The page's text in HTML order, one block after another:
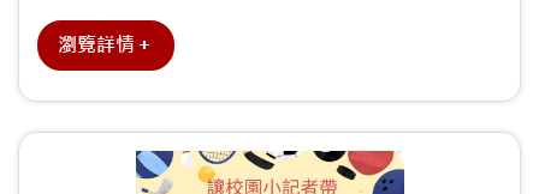
瀏覽詳情＋